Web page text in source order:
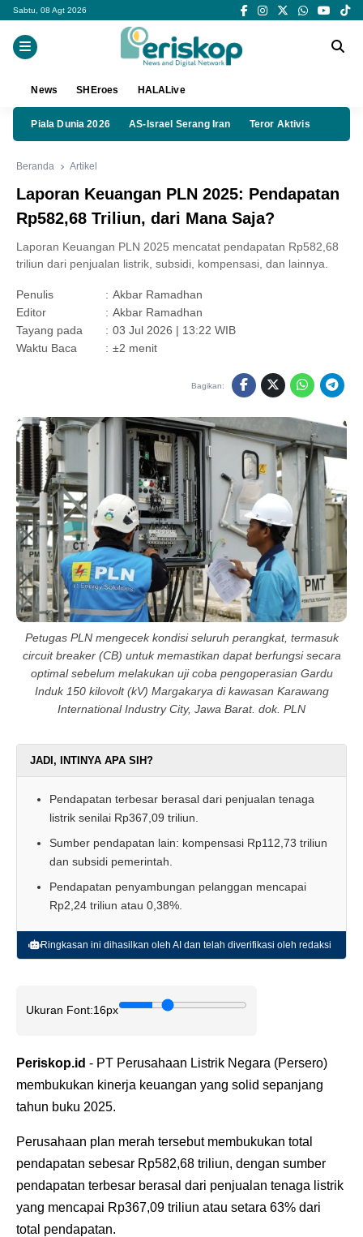
Sabtu, 08 Agt 2026
News SHEroes HALALive
Piala Dunia 2026 AS-Israel Serang Iran Teror Aktivis
Beranda Artikel
Laporan Keuangan PLN 2025: Pendapatan
Rp582,68 Triliun, dari Mana Saja?
Laporan Keuangan PLN 2025 mencatat pendapatan Rp582,68
triliun dari penjualan listrik, subsidi, kompensasi, dan lainnya.
Penulis : Akbar Ramadhan
Editor
: Akbar Ramadhan
Tayang pada
: 03 Jul 2026 | 13:22 WIB
Waktu Baca
: ±2 menit
Bagikan:
Petugas PLN mengecek kondisi seluruh perangkat, termasuk
circuit breaker (CB) untuk memastikan dapat berfungsi secara
optimal sebelum melakukan uji coba pengoperasian Gardu
Induk 150 kilovolt (kV) Margakarya di kawasan Karawang
International Industry City, Jawa Barat. dok. PLN
JADI, INTINYA APA SIH?
Pendapatan terbesar berasal dari penjualan tenaga
listrik senilai Rp367,09 triliun.
Sumber pendapatan lain: kompensasi Rp112,73 triliun
dan subsidi pemerintah.
Pendapatan penyambungan pelanggan mencapai
Rp2,24 triliun atau 0,38%.
Ringkasan ini dihasilkan oleh AI dan telah diverifikasi oleh redaksi
Ukuran Font:16px
Periskop.id - PT Perusahaan Listrik Negara (Persero)
membukukan kinerja keuangan yang solid sepanjang
tahun buku 2025.
Perusahaan plan merah tersebut membukukan total
pendapatan sebesar Rp582,68 triliun, dengan sumber
pendapatan terbesar berasal dari penjualan tenaga listrik
yang mencapai Rp367,09 triliun atau setara 63% dari
total pendapatan.